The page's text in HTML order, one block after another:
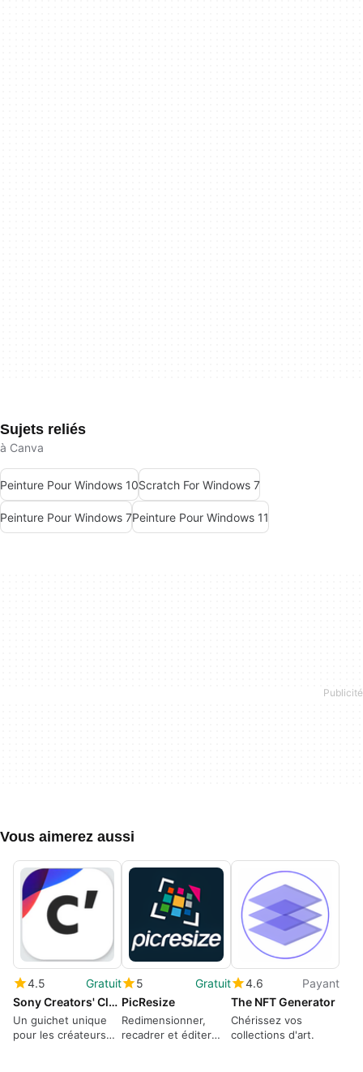
Sujets reliés
à Canva
Peinture Pour Windows 10Scratch For Windows 7
Peinture Pour Windows 7Peinture Pour Windows 11
Vous aimerez aussi
4.5
Gratuit
Sony Creators' Cloud
Un guichet unique
pour les créateurs
5
Gratuit
PicResize
Redimensionner,
recadrer et éditer
4.6
Payant
The NFT Generator
Chérissez vos
collections d'art.